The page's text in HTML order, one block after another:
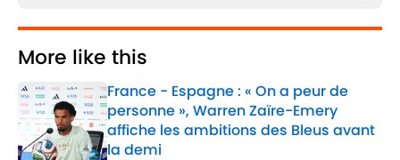
More like this
France - Espagne : « On a peur de
personne », Warren Zaïre-Emery
affiche les ambitions des Bleus avant
la demi